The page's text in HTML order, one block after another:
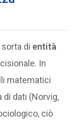
sorta di entità
In
matematici
di dati (Norvig,
ciò